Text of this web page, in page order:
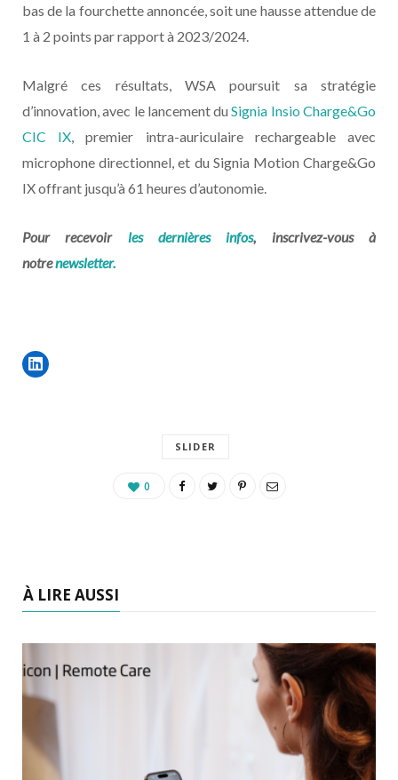
bas de la fourchette annoncée, soit une hausse attendue de
1 à 2 points par rapport à 2023/2024.
Malgré ces résultats, WSA poursuit sa stratégie
d’innovation, avec le lancement duSignia Insio Charge&Go
CIC IX, premier intra-auriculaire rechargeable avec
microphone directionnel, et du Signia Motion Charge&Go
IX offrant jusqu’à 61 heures d’autonomie.
Pour recevoir les dernières infos, inscrivez-vous à
notrenewsletter.
SLIDER
0
À LIRE AUSSI